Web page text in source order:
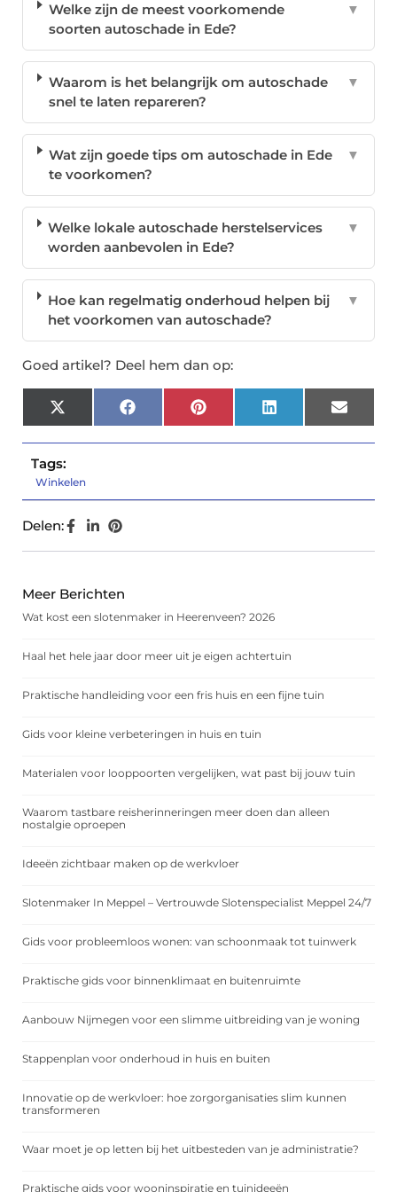
Welke zijn de meest voorkomende
soorten autoschade in Ede?
▼
Waarom is het belangrijk om autoschade
snel te laten repareren?
▼
Wat zijn goede tips om autoschade in Ede
te voorkomen?
▼
Welke lokale autoschade herstelservices
worden aanbevolen in Ede?
▼
Hoe kan regelmatig onderhoud helpen bij
het voorkomen van autoschade?
▼
Goed artikel? Deel hem dan op:
X
(Twitter)
FacebookPinterest LinkedIn Email
Tags:
Winkelen
Delen:
Meer Berichten
Wat kost een slotenmaker in Heerenveen? 2026
Haal het hele jaar door meer uit je eigen achtertuin
Praktische handleiding voor een fris huis en een fijne tuin
Gids voor kleine verbeteringen in huis en tuin
Materialen voor looppoorten vergelijken, wat past bij jouw tuin
Waarom tastbare reisherinneringen meer doen dan alleen
nostalgie oproepen
Ideeën zichtbaar maken op de werkvloer
Slotenmaker In Meppel – Vertrouwde Slotenspecialist Meppel 24/7
Gids voor probleemloos wonen: van schoonmaak tot tuinwerk
Praktische gids voor binnenklimaat en buitenruimte
Aanbouw Nijmegen voor een slimme uitbreiding van je woning
Stappenplan voor onderhoud in huis en buiten
Innovatie op de werkvloer: hoe zorgorganisaties slim kunnen
transformeren
Waar moet je op letten bij het uitbesteden van je administratie?
Praktische gids voor wooninspiratie en tuinideeën